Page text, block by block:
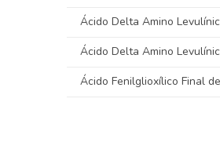
Ácido Delta Amino
Ácido Delta Amino
Ácido Fenilglioxílico Final